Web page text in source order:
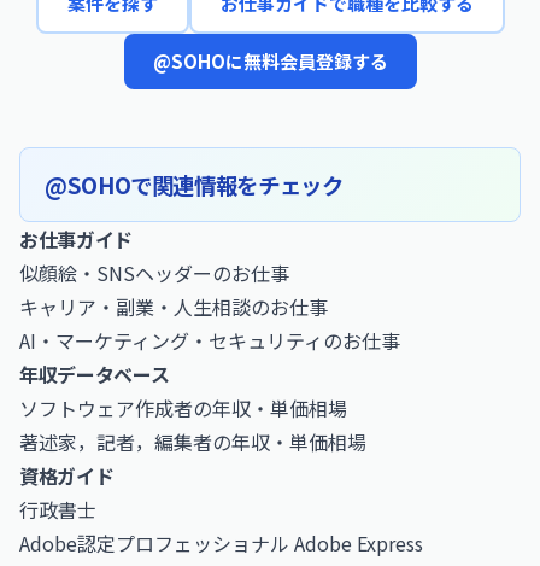
@SOHOに無料会員登録する
@SOHOで関連情報をチェック
お仕事ガイド
似顔絵・SNSヘッダーのお仕事
キャリア・副業・人生相談のお仕事
AI・マーケティング・セキュリティのお仕事
年収データベース
ソフトウェア作成者の年収・単価相場
著述家，記者，編集者の年収・単価相場
資格ガイド
行政書士
Adobe認定プロフェッショナル Adobe Express